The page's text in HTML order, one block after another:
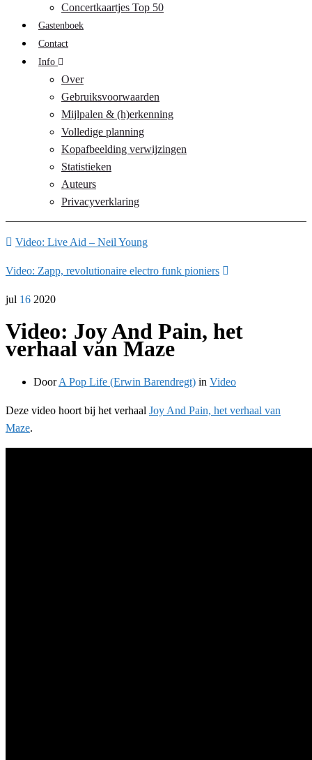
Concertkaartjes Top 50
Gastenboek
Contact
Info
Over
Gebruiksvoorwaarden
Mijlpalen & (h)erkenning
Volledige planning
Kopafbeelding verwijzingen
Statistieken
Auteurs
Privacyverklaring
Video: Live Aid – Neil Young
Video: Zapp, revolutionaire electro funk pioniers
jul 16 2020
Video: Joy And Pain, het
verhaal van Maze
DoorA Pop Life (Erwin Barendregt) in Video
Deze video hoort bij het verhaal Joy And Pain, het verhaal van
Maze.